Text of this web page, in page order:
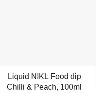
Liquid NIKL Food dip
Chilli & Peach, 100ml